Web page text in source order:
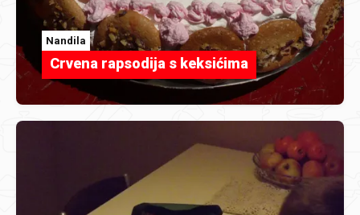
Nandila
Crvena rapsodija s keksićima